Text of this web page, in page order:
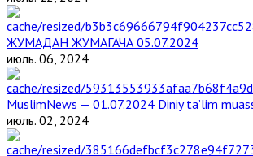
ЖУМАДАН ЖУМАГАЧА 05.07.2024
июль. 06, 2024
MuslimNews — 01.07.2024 Diniy ta’lim
июль. 02, 2024